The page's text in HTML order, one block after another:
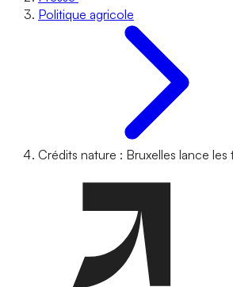
Politique agricole
Crédits nature : Bruxelles lance les